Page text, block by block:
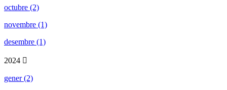
octubre (2)
novembre (1)
desembre (1)
2024
gener (2)